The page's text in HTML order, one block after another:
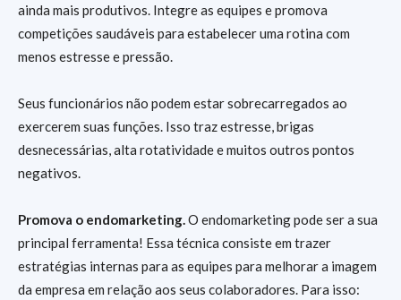
ainda mais produtivos. Integre as equipes e promova
competições saudáveis para estabelecer uma rotina com
menos estresse e pressão.
Seus funcionários não podem estar sobrecarregados ao
exercerem suas funções. Isso traz estresse, brigas
desnecessárias, alta rotatividade e muitos outros pontos
negativos.
Promova o endomarketing.O endomarketing pode ser a sua
principal ferramenta! Essa técnica consiste em trazer
estratégias internas para as equipes para melhorar a imagem
da empresa em relação aos seus colaboradores. Para isso: